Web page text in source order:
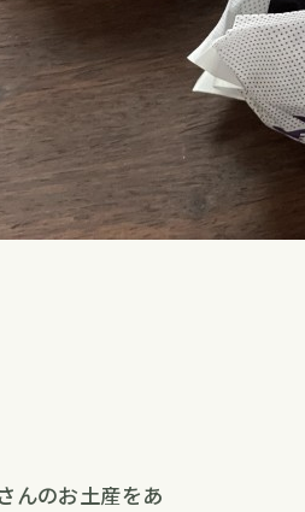
んのお土産をあ